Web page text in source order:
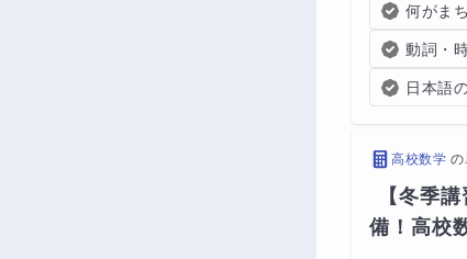
何がま
動詞・
日本語
高校数学 の
【冬季
備！高校